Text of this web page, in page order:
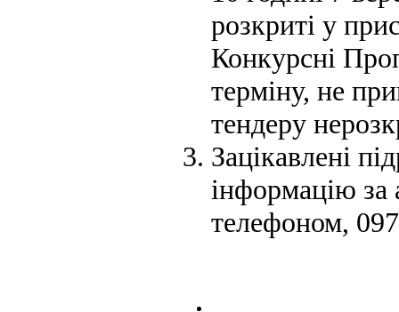
розкриті у
Конкурсні
терміну, не
тендеру
Зацікавлені
інформацію
телефоном,